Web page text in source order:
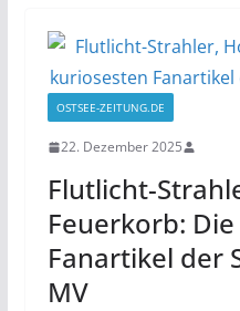
OSTSEE-ZEITUNG.DE
22. Dezember 2025
Flutlicht-
Feuerkorb:
Fanartikel der
MV